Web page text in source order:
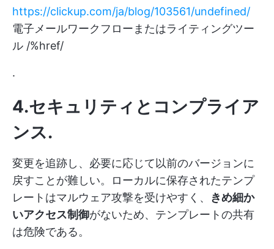
https://clickup.com/ja/blog/103561/undefined/
電子メールワークフローまたはライティングツー
ル /%href/
.
4.セキュリティとコンプライア
ンス.
変更を追跡し、必要に応じて以前のバージョンに
戻すことが難しい。ローカルに保存されたテンプ
レートはマルウェア攻撃を受けやすく、 きめ細か
いアクセス制御がないため、テンプレートの共有
は危険である。